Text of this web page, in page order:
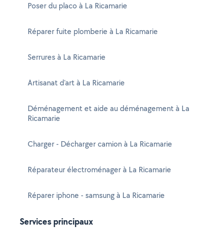
Poser du placo à La Ricamarie
Réparer fuite plomberie à La Ricamarie
Serrures à La Ricamarie
Artisanat d'art à La Ricamarie
Déménagement et aide au déménagement à La
Ricamarie
Charger - Décharger camion à La Ricamarie
Réparateur électroménager à La Ricamarie
Réparer iphone - samsung à La Ricamarie
Services principaux